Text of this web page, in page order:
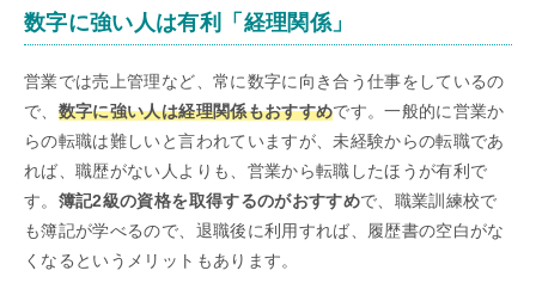
数字に強い人は有利「経理関係」
営業では売上管理など、常に数字に向き合う仕事をしているの
で、 数字に強い人は経理関係もおすすめです。一般的に営業か
らの転職は難しいと言われていますが、未経験からの転職であ
れば、職歴がない人よりも、営業から転職したほうが有利で
す。 簿記2級の資格を取得するのがおすすめで、職業訓練校で
も簿記が学べるので、退職後に利用すれば、履歴書の空白がな
くなるというメリットもあります。